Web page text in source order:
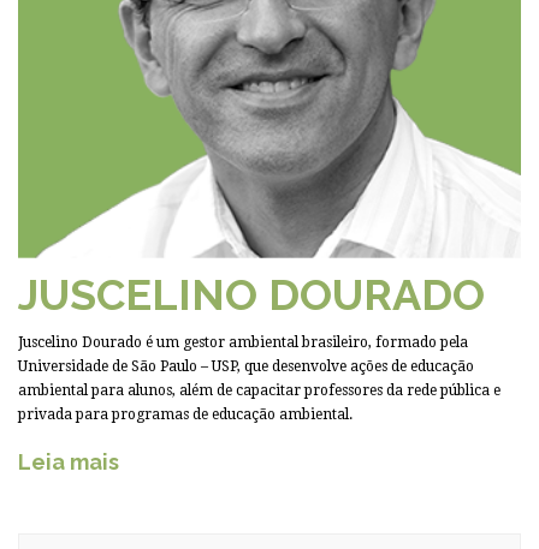
JUSCELINO DOURADO
Juscelino Dourado é um gestor ambiental brasileiro, formado pela
Universidade de São Paulo – USP, que desenvolve ações de educação
ambiental para alunos, além de capacitar professores da rede pública e
privada para programas de educação ambiental.
Leia mais